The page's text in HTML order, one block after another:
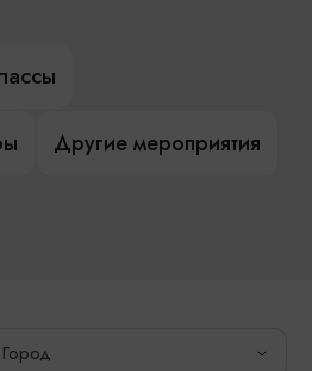
Другие мероприятия
Город